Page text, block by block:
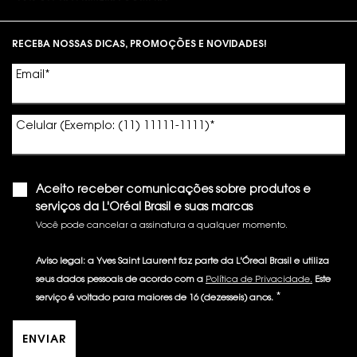
RECEBA NOSSAS DICAS, PROMOÇÕES E NOVIDADES!
Email *
Celular (Exemplo: (11) 11111-1111) *
Aceito receber comunicações sobre produtos e
serviços da L'Oréal Brasil e suas marcas
Você pode cancelar a assinatura a qualquer momento.​
Aviso legal: a Yves Saint Laurent faz parte da L'Óreal Brasil e utiliza
seus dados pessoais de acordo com a Política de Privacidade. Este
serviço é voltado para maiores de 16 (dezesseis) anos. *
ENVIAR